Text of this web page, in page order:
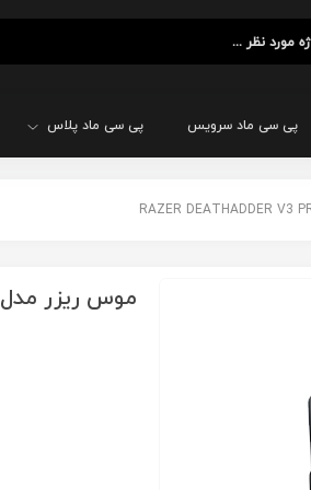
پی سی ماد سرویس پی سی ماد پلاس
موس ریزر مدل RAZER DEATHADDER V3 PRO Black